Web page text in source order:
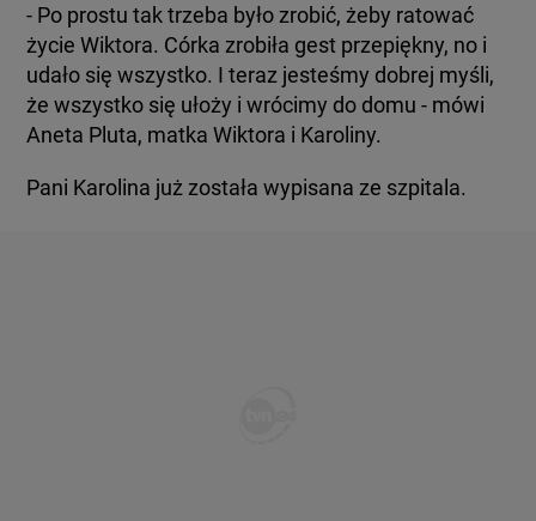
- Po prostu tak trzeba było zrobić, żeby ratować
życie Wiktora. Córka zrobiła gest przepiękny, no i
udało się wszystko. I teraz jesteśmy dobrej myśli,
że wszystko się ułoży i wrócimy do domu - mówi
Aneta Pluta, matka Wiktora i Karoliny.